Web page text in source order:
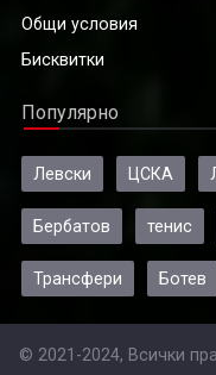
Общи условия
Бисквитки
Популярно
Левски ЦСКА
Бербатов тенис
Трансфери Ботев
© 2021-2024, Всички